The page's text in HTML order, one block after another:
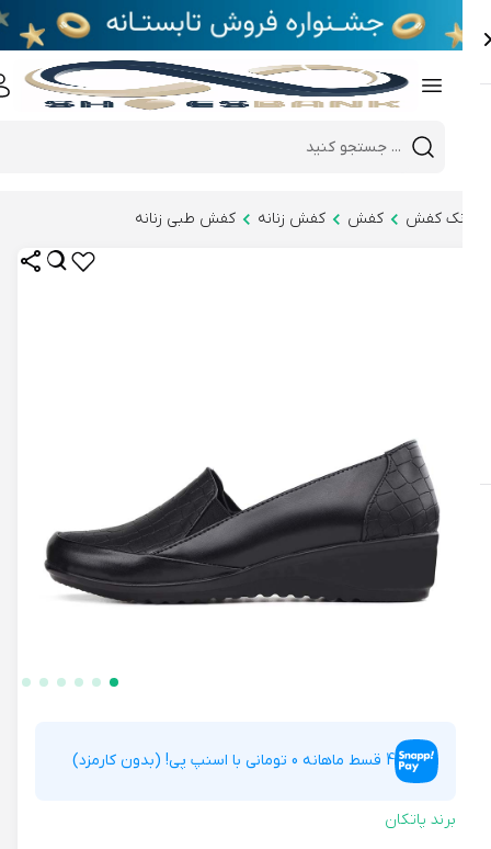
Mobile header search
e
کفش کفش کفش زنانه کفش طبی زنانه
4 قسط ماهانه 0 تومانی با اسنپ پی! (بدون کارمزد)
برند پاتکان